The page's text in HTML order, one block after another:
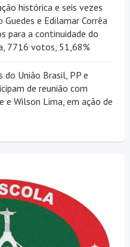
histórica e seis vezes
e Edilamar Corrêa
para a continuidade do
7716 votos, 51,68%
do União Brasil, PP e
de reunião com
e Wilson Lima, em ação de